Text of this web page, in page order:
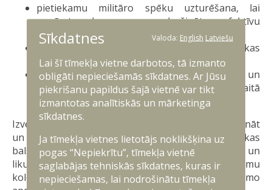
pietiekamu militāro spēku uzturēšana, lai
novērstu karu un nodrošinātu efektīvu
aizsardzību;
vispārēja gatavība tikt galā ar apstākļiem, kas
ietekmē dalībvalstu drošību;
aktīva dialoga veicināšana ar citām valstīm un
sadarbība stiprinot drošību Eiropā. Tai skaitā
ieroču kontroles un atbruņošanas jomās.
Izveidojot Aliansi 1949. gadā, tās mērķis bija nodibināt
un uzturēt Eiropā taisnīgu un ilgstošu mieru, kas
balstīts uz kopējām demokrātijas, cilvēktiesību un
likuma vērtībām, īstenojot uzdevumu būt par Rietumu
kolektīvās aizsardzības barjeru pret iespējamo
Sīkdatnes Valoda: English Latviešu
Lai šī tīmekļa vietne darbotos, tā izmanto
obligāti nepieciešamās sīkdatnes. Ar Jūsu
piekrišanu papildus šajā vietnē var tikt
izmantotas analītiskās un mārketinga
sīkdatnes.
Ja tīmekļa vietnes lietotājs noklikšķina uz
pogas “Nepiekrītu”, tīmekļa vietnē
saglabājas tehniskās sīkdatnes, kuras ir
nepieciešamas, lai nodrošinātu tīmekļa